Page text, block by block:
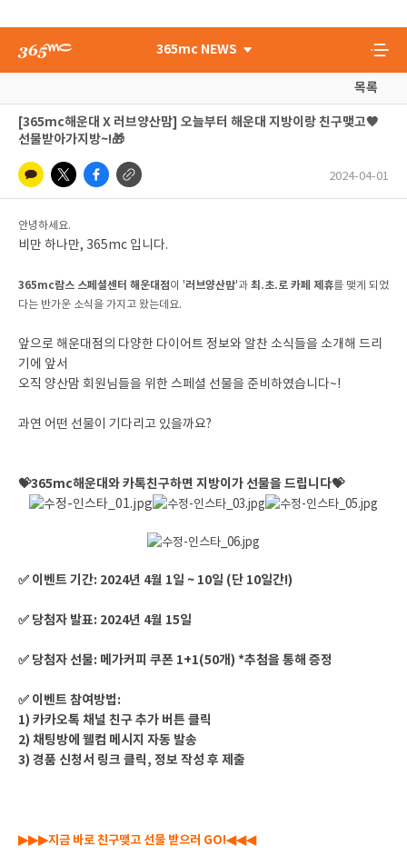
365mc NEWS
목록
[365mc해운대 X 러브양산맘] 오늘부터 해운대 지방이랑 친구맺고🧡
선물받아가지방~!🎁
2024-04-01
안녕하세요.
비만 하나만, 365mc 입니다.
365mc람스 스페셜센터 해운대점이 '러브양산맘'과 최.초.로 카페 제휴를 맺게 되었
다는 반가운 소식을 가지고 왔는데요.
앞으로 해운대점의 다양한 다이어트 정보와 알찬 소식들을 소개해 드리
기에 앞서
오직 양산맘 회원님들을 위한 스페셜 선물을 준비하였습니다~!
과연 어떤 선물이 기다리고 있을까요?
💝365mc해운대와 카톡친구하면 지방이가 선물을 드립니다💝
✅ 이벤트 기간: 2024년 4월 1일 ~ 10일 (단 10일간!)
✅ 당첨자 발표: 2024년 4월 15일
✅ 당첨자 선물: 메가커피 쿠폰 1+1(50개) *추첨을 통해 증정
✅ 이벤트 참여방법:
1) 카카오톡 채널 친구 추가 버튼 클릭
2) 채팅방에 웰컴 메시지 자동 발송
3) 경품 신청서 링크 클릭, 정보 작성 후 제출
▶▶▶지금 바로 친구맺고 선물 받으러 GO!◀◀◀